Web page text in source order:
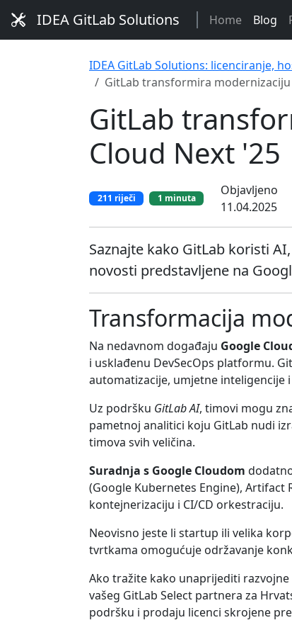
IDEA GitLab Solutions Home Blog
IDEA GitLab Solutions: licenciranje,
GitLab transformira
GitLab
Cloud Next '25
211 riječi 1 minuta
Objavljeno
11.04.2025
Saznajte kako GitLab koristi
novosti predstavljene na
Transformacija
Na nedavnom događaju Google
i usklađenu DevSecOps platformu.
automatizacije, umjetne inteligencije
Uz podršku GitLab AI, timovi mogu
pametnoj analitici koju GitLab nudi
timova svih veličina.
Suradnja s Google Cloudom
(Google Kubernetes Engine), Artifact
kontejnerizaciju i CI/CD orkestraciju.
Neovisno jeste li startup ili velika
tvrtkama omogućuje održavanje
Ako tražite kako unaprijediti
vašeg GitLab Select partnera za
podršku i prodaju licenci skrojene